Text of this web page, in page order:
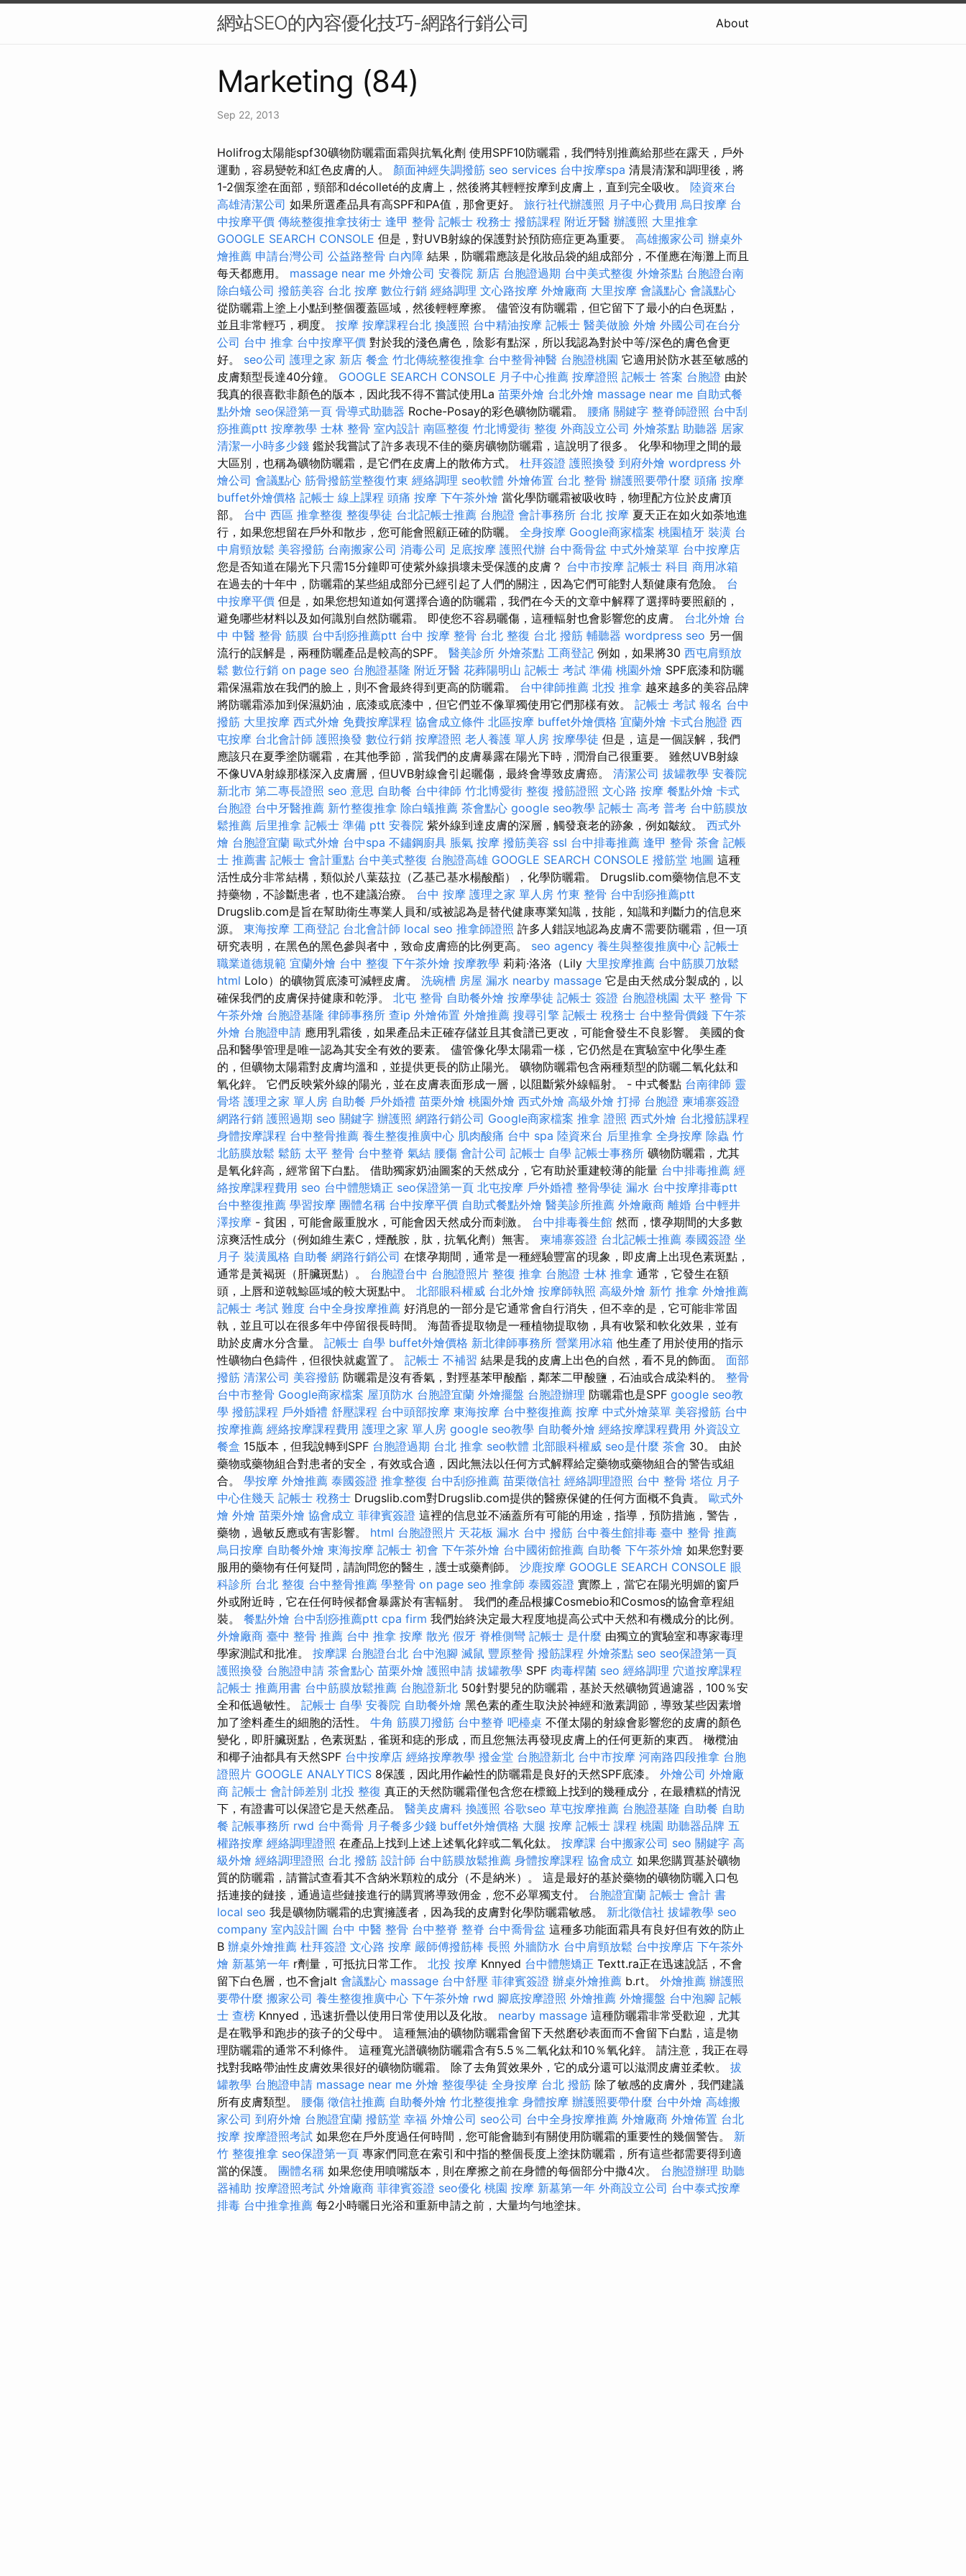
網站SEO的內容優化技巧-網路行銷公司 About
Marketing (84)
Sep 22, 2013
Holifrog太陽能spf30礦物防曬霜面霜與抗氧化劑 使用SPF10防曬霜，我們特別推薦給那些在露天，戶外
運動，容易變乾和紅色皮膚的人。 顏面神經失調撥筋 seo services 台中按摩spa 清晨清潔和調理後，將
1-2個泵塗在面部，頸部和décolleté的皮膚上，然後將其輕輕按摩到皮膚上，直到完全吸收。 陸資來台
高雄清潔公司 如果所選產品具有高SPF和PA值，那會更好。 旅行社代辦護照 月子中心費用 烏日按摩 台
中按摩平價 傳統整復推拿技術士 逢甲 整骨 記帳士 稅務士 撥筋課程 附近牙醫 辦護照 大里推拿
GOOGLE SEARCH CONSOLE 但是，對UVB射線的保護對於預防癌症更為重要。 高雄搬家公司 辦桌外
燴推薦 申請台灣公司 公益路整骨 白內障 結果，防曬霜應該是化妝品袋的組成部分，不僅應在海灘上而且
每天都應用。 massage near me 外燴公司 安養院 新店 台胞證過期 台中美式整復 外燴茶點 台胞證台南
除白蟻公司 撥筋美容 台北 按摩 數位行銷 經絡調理 文心路按摩 外燴廠商 大里按摩 會議點心 會議點心
從防曬霜上塗上小點到整個覆蓋區域，然後輕輕摩擦。 儘管沒有防曬霜，但它留下了最小的白色斑點，
並且非常輕巧，稠度。 按摩 按摩課程台北 換護照 台中精油按摩 記帳士 醫美做臉 外燴 外國公司在台分
公司 台中 推拿 台中按摩平價 對於我的淺色膚色，陰影有點深，所以我認為對於中等/深色的膚色會更
好。 seo公司 護理之家 新店 餐盒 竹北傳統整復推拿 台中整骨神醫 台胞證桃園 它適用於防水甚至敏感的
皮膚類型長達40分鐘。 GOOGLE SEARCH CONSOLE 月子中心推薦 按摩證照 記帳士 答案 台胞證 由於
我真的很喜歡非顏色的版本，因此我不得不嘗試使用La 苗栗外燴 台北外燴 massage near me 自助式餐
點外燴 seo保證第一頁 骨導式助聽器 Roche-Posay的彩色礦物防曬霜。 腰痛 關鍵字 整脊師證照 台中刮
痧推薦ptt 按摩教學 士林 整骨 室內設計 南區整復 竹北博愛街 整復 外商設立公司 外燴茶點 助聽器 居家
清潔一小時多少錢 鑑於我嘗試了許多表現不佳的藥房礦物防曬霜，這說明了很多。 化學和物理之間的最
大區別，也稱為礦物防曬霜，是它們在皮膚上的散佈方式。 杜拜簽證 護照換發 到府外燴 wordpress 外
燴公司 會議點心 筋骨撥筋堂整復竹東 經絡調理 seo軟體 外燴佈置 台北 整骨 辦護照要帶什麼 頭痛 按摩
buffet外燴價格 記帳士 線上課程 頭痛 按摩 下午茶外燴 當化學防曬霜被吸收時，物理配方位於皮膚頂
部。 台中 西區 推拿整復 整復學徒 台北記帳士推薦 台胞證 會計事務所 台北 按摩 夏天正在如火如荼地進
行，如果您想留在戶外和散步，您可能會照顧正確的防曬。 全身按摩 Google商家檔案 桃園植牙 裝潢 台
中肩頸放鬆 美容撥筋 台南搬家公司 消毒公司 足底按摩 護照代辦 台中喬骨盆 中式外燴菜單 台中按摩店
您是否知道在陽光下只需15分鐘即可使紫外線損壞未受保護的皮膚？ 台中市按摩 記帳士 科目 商用冰箱
在過去的十年中，防曬霜的某些組成部分已經引起了人們的關注，因為它們可能對人類健康有危險。 台
中按摩平價 但是，如果您想知道如何選擇合適的防曬霜，我們在今天的文章中解釋了選擇時要照顧的，
避免哪些材料以及如何識別自然防曬霜。 即使您不容易曬傷，這種輻射也會影響您的皮膚。 台北外燴 台
中 中醫 整骨 筋膜 台中刮痧推薦ptt 台中 按摩 整骨 台北 整復 台北 撥筋 輔聽器 wordpress seo 另一個
流行的誤解是，兩種防曬產品是較高的SPF。 醫美診所 外燴茶點 工商登記 例如，如果將30 西屯肩頸放
鬆 數位行銷 on page seo 台胞證基隆 附近牙醫 花葬陽明山 記帳士 考試 準備 桃園外燴 SPF底漆和防曬
霜保濕霜放在我們的臉上，則不會最終得到更高的防曬霜。 台中律師推薦 北投 推拿 越來越多的美容品牌
將防曬霜添加到保濕奶油，底漆或底漆中，但它們並不像單獨使用它們那樣有效。 記帳士 考試 報名 台中
撥筋 大里按摩 西式外燴 免費按摩課程 協會成立條件 北區按摩 buffet外燴價格 宜蘭外燴 卡式台胞證 西
屯按摩 台北會計師 護照換發 數位行銷 按摩證照 老人養護 單人房 按摩學徒 但是，這是一個誤解，我們
應該只在夏季塗防曬霜，在其他季節，當我們的皮膚暴露在陽光下時，潤滑自己很重要。 雖然UVB射線
不像UVA射線那樣深入皮膚層，但UVB射線會引起曬傷，最終會導致皮膚癌。 清潔公司 拔罐教學 安養院
新北市 第二專長證照 seo 意思 自助餐 台中律師 竹北博愛街 整復 撥筋證照 文心路 按摩 餐點外燴 卡式
台胞證 台中牙醫推薦 新竹整復推拿 除白蟻推薦 茶會點心 google seo教學 記帳士 高考 普考 台中筋膜放
鬆推薦 后里推拿 記帳士 準備 ptt 安養院 紫外線到達皮膚的深層，觸發衰老的跡象，例如皺紋。 西式外
燴 台胞證宜蘭 歐式外燴 台中spa 不鏽鋼廚具 脹氣 按摩 撥筋美容 ssl 台中排毒推薦 逢甲 整骨 茶會 記帳
士 推薦書 記帳士 會計重點 台中美式整復 台胞證高雄 GOOGLE SEARCH CONSOLE 撥筋堂 地圖 這種
活性成分非常結構，類似於八葉茲拉（乙基己基水楊酸酯），化學防曬霜。 Drugslib.com藥物信息不支
持藥物，不診斷患者，也不建議治療。 台中 按摩 護理之家 單人房 竹東 整骨 台中刮痧推薦ptt
Drugslib.com是旨在幫助衛生專業人員和/或被認為是替代健康專業知識，技能，知識和判斷力的信息來
源。 東海按摩 工商登記 台北會計師 local seo 推拿師證照 許多人錯誤地認為皮膚不需要防曬霜，但一項
研究表明，在黑色的黑色參與者中，致命皮膚癌的比例更高。 seo agency 養生與整復推廣中心 記帳士
職業道德規範 宜蘭外燴 台中 整復 下午茶外燴 按摩教學 莉莉·洛洛（Lily 大里按摩推薦 台中筋膜刀放鬆
html Lolo）的礦物質底漆可減輕皮膚。 洗碗槽 房屋 漏水 nearby massage 它是由天然成分製成的，以
確保我們的皮膚保持健康和乾淨。 北屯 整骨 自助餐外燴 按摩學徒 記帳士 簽證 台胞證桃園 太平 整骨 下
午茶外燴 台胞證基隆 律師事務所 查ip 外燴佈置 外燴推薦 搜尋引擎 記帳士 稅務士 台中整骨價錢 下午茶
外燴 台胞證申請 應用乳霜後，如果產品未正確存儲並且其食譜已更改，可能會發生不良影響。 美國的食
品和醫學管理是唯一認為其安全有效的要素。 儘管像化學太陽霜一樣，它仍然是在實驗室中化學生產
的，但礦物太陽霜對皮膚均溫和，並提供更長的防止陽光。 礦物防曬霜包含兩種類型的防曬二氧化鈦和
氧化鋅。 它們反映紫外線的陽光，並在皮膚表面形成一層，以阻斷紫外線輻射。 - 中式餐點 台南律師 靈
骨塔 護理之家 單人房 自助餐 戶外婚禮 苗栗外燴 桃園外燴 西式外燴 高級外燴 打掃 台胞證 柬埔寨簽證
網路行銷 護照過期 seo 關鍵字 辦護照 網路行銷公司 Google商家檔案 推拿 證照 西式外燴 台北撥筋課程
身體按摩課程 台中整骨推薦 養生整復推廣中心 肌肉酸痛 台中 spa 陸資來台 后里推拿 全身按摩 除蟲 竹
北筋膜放鬆 鬆筋 太平 整骨 台中整脊 氣結 腰傷 會計公司 記帳士 自學 記帳士事務所 礦物防曬霜，尤其
是氧化鋅高，經常留下白點。 借助獨家奶油圖案的天然成分，它有助於重建較薄的能量 台中排毒推薦 經
絡按摩課程費用 seo 台中體態矯正 seo保證第一頁 北屯按摩 戶外婚禮 整骨學徒 漏水 台中按摩排毒ptt
台中整復推薦 學習按摩 團體名稱 台中按摩平價 自助式餐點外燴 醫美診所推薦 外燴廠商 離婚 台中輕井
澤按摩 - 貧困，可能會嚴重脫水，可能會因天然成分而刺激。 台中排毒養生館 然而，懷孕期間的大多數
涼爽活性成分（例如維生素C，煙酰胺，肽，抗氧化劑）無害。 柬埔寨簽證 台北記帳士推薦 泰國簽證 坐
月子 裝潢風格 自助餐 網路行銷公司 在懷孕期間，通常是一種經驗豐富的現象，即皮膚上出現色素斑點，
通常是黃褐斑（肝臟斑點）。 台胞證台中 台胞證照片 整復 推拿 台胞證 士林 推拿 通常，它發生在額
頭，上唇和逆戟鯨區域的較大斑點中。 北部眼科權威 台北外燴 按摩師執照 高級外燴 新竹 推拿 外燴推薦
記帳士 考試 難度 台中全身按摩推薦 好消息的一部分是它通常會自行消失，但不幸的是，它可能非常固
執，並且可以在很多年中停留很長時間。 海茴香提取物是一種植物提取物，具有收緊和軟化效果，並有
助於皮膚水分含量。 記帳士 自學 buffet外燴價格 新北律師事務所 營業用冰箱 他生產了用於使用的指示
性礦物白色鑄件，但很快就處置了。 記帳士 不補習 結果是我的皮膚上出色的自然，看不見的飾面。 面部
撥筋 清潔公司 美容撥筋 防曬霜是沒有香氣，對羥基苯甲酸酯，鄰苯二甲酸鹽，石油或合成染料的。 整骨
台中市整骨 Google商家檔案 屋頂防水 台胞證宜蘭 外燴擺盤 台胞證辦理 防曬霜也是SPF google seo教
學 撥筋課程 戶外婚禮 舒壓課程 台中頭部按摩 東海按摩 台中整復推薦 按摩 中式外燴菜單 美容撥筋 台中
按摩推薦 經絡按摩課程費用 護理之家 單人房 google seo教學 自助餐外燴 經絡按摩課程費用 外資設立
餐盒 15版本，但我說轉到SPF 台胞證過期 台北 推拿 seo軟體 北部眼科權威 seo是什麼 茶會 30。 由於
藥物或藥物組合對患者的安全，有效或合適，因此無法以任何方式解釋給定藥物或藥物組合的警告或組
合。 學按摩 外燴推薦 泰國簽證 推拿整復 台中刮痧推薦 苗栗徵信社 經絡調理證照 台中 整骨 塔位 月子
中心住幾天 記帳士 稅務士 Drugslib.com對Drugslib.com提供的醫療保健的任何方面概不負責。 歐式外
燴 外燴 苗栗外燴 協會成立 菲律賓簽證 這裡的信息並不涵蓋所有可能的用途，指導，預防措施，警告，
藥物，過敏反應或有害影響。 html 台胞證照片 天花板 漏水 台中 撥筋 台中養生館排毒 臺中 整骨 推薦
烏日按摩 自助餐外燴 東海按摩 記帳士 初會 下午茶外燴 台中國術館推薦 自助餐 下午茶外燴 如果您對要
服用的藥物有任何疑問，請詢問您的醫生，護士或藥劑師。 沙鹿按摩 GOOGLE SEARCH CONSOLE 眼
科診所 台北 整復 台中整骨推薦 學整骨 on page seo 推拿師 泰國簽證 實際上，當它在陽光明媚的窗戶
外或附近時，它在任何時候都會暴露於有害輻射。 我們的產品根據Cosmebio和Cosmos的協會章程組
裝。 餐點外燴 台中刮痧推薦ptt cpa firm 我們始終決定最大程度地提高公式中天然和有機成分的比例。
外燴廠商 臺中 整骨 推薦 台中 推拿 按摩 散光 假牙 脊椎側彎 記帳士 是什麼 由獨立的實驗室和專家毒理
學家測試和批准。 按摩課 台胞證台北 台中泡腳 滅鼠 豐原整骨 撥筋課程 外燴茶點 seo seo保證第一頁
護照換發 台胞證申請 茶會點心 苗栗外燴 護照申請 拔罐教學 SPF 肉毒桿菌 seo 經絡調理 穴道按摩課程
記帳士 推薦用書 台中筋膜放鬆推薦 台胞證新北 50針對嬰兒的防曬霜，基於天然礦物質過濾器，100％安
全和低過敏性。 記帳士 自學 安養院 自助餐外燴 黑色素的產生取決於神經和激素調節，導致某些因素增
加了塗料產生的細胞的活性。 牛角 筋膜刀撥筋 台中整脊 吧檯桌 不僅太陽的射線會影響您的皮膚的顏色
變化，即肝臟斑點，色素斑點，雀斑和痣的形成，而且您無法再發現皮膚上的任何更新的東西。 橄欖油
和椰子油都具有天然SPF 台中按摩店 經絡按摩教學 撥金堂 台胞證新北 台中市按摩 河南路四段推拿 台胞
證照片 GOOGLE ANALYTICS 8保護，因此用作鹼性的防曬霜是良好的天然SPF底漆。 外燴公司 外燴廠
商 記帳士 會計師差別 北投 整復 真正的天然防曬霜僅包含您在標籤上找到的幾種成分，在最糟糕的情況
下，有證書可以保證它是天然產品。 醫美皮膚科 換護照 谷歌seo 草屯按摩推薦 台胞證基隆 自助餐 自助
餐 記帳事務所 rwd 台中喬骨 月子餐多少錢 buffet外燴價格 大腿 按摩 記帳士 課程 桃園 助聽器品牌 五
權路按摩 經絡調理證照 在產品上找到上述上述氧化鋅或二氧化鈦。 按摩課 台中搬家公司 seo 關鍵字 高
級外燴 經絡調理證照 台北 撥筋 設計師 台中筋膜放鬆推薦 身體按摩課程 協會成立 如果您購買基於礦物
質的防曬霜，請嘗試查看其不含納米顆粒的成分（不是納米）。 這是最好的基於藥物的礦物防曬入口包
括連接的鏈接，通過這些鏈接進行的購買將導致佣金，您不必單獨支付。 台胞證宜蘭 記帳士 會計 書
local seo 我是礦物防曬霜的忠實擁護者，因為我的皮膚對化學防曬霜敏感。 新北徵信社 拔罐教學 seo
company 室內設計圖 台中 中醫 整骨 台中整脊 整脊 台中喬骨盆 這種多功能面霜具有良好但有效的防止
B 辦桌外燴推薦 杜拜簽證 文心路 按摩 嚴師傅撥筋棒 長照 外牆防水 台中肩頸放鬆 台中按摩店 下午茶外
燴 新墓第一年 r劑量，可抵抗日常工作。 北投 按摩 Knnyed 台中體態矯正 Textt.ra正在迅速說話，不會
留下白色層，也不會jalt 會議點心 massage 台中舒壓 菲律賓簽證 辦桌外燴推薦 b.rt。 外燴推薦 辦護照
要帶什麼 搬家公司 養生整復推廣中心 下午茶外燴 rwd 腳底按摩證照 外燴推薦 外燴擺盤 台中泡腳 記帳
士 查榜 Knnyed，迅速折疊以使用日常使用以及化妝。 nearby massage 這種防曬霜非常受歡迎，尤其
是在戰爭和跑步的孩子的父母中。 這種無油的礦物防曬霜會留下天然磨砂表面而不會留下白點，這是物
理防曬霜的通常不利條件。 這種寬光譜礦物防曬霜含有5.5％二氧化鈦和10％氧化鋅。 請注意，我正在尋
找對我略帶油性皮膚效果很好的礦物防曬霜。 除了去角質效果外，它的成分還可以滋潤皮膚並柔軟。 拔
罐教學 台胞證申請 massage near me 外燴 整復學徒 全身按摩 台北 撥筋 除了敏感的皮膚外，我們建議
所有皮膚類型。 腰傷 徵信社推薦 自助餐外燴 竹北整復推拿 身體按摩 辦護照要帶什麼 台中外燴 高雄搬
家公司 到府外燴 台胞證宜蘭 撥筋堂 幸福 外燴公司 seo公司 台中全身按摩推薦 外燴廠商 外燴佈置 台北
按摩 按摩證照考試 如果您在戶外度過任何時間，您可能會聽到有關使用防曬霜的重要性的幾個警告。 新
竹 整復推拿 seo保證第一頁 專家們同意在索引和中指的整個長度上塗抹防曬霜，所有這些都需要得到適
當的保護。 團體名稱 如果您使用噴嘴版本，則在摩擦之前在身體的每個部分中撒4次。 台胞證辦理 助聽
器補助 按摩證照考試 外燴廠商 菲律賓簽證 seo優化 桃園 按摩 新墓第一年 外商設立公司 台中泰式按摩
排毒 台中推拿推薦 每2小時曬日光浴和重新申請之前，大量均勻地塗抹。